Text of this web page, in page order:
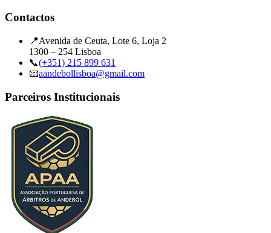
Contactos
📍Avenida de Ceuta, Lote 6, Loja 2
1300 – 254 Lisboa
📞(+351) 215 899 631
📧aandebollisboa@gmail.com
Parceiros Institucionais